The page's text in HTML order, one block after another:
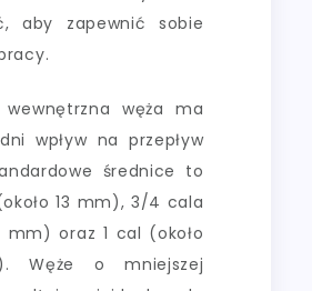
aby zapewnić sobie
wewnętrzna węża ma
wpływ na przepływ
średnice to
13 mm), 3/4 cala
mm) oraz 1 cal (około
Węże o mniejszej